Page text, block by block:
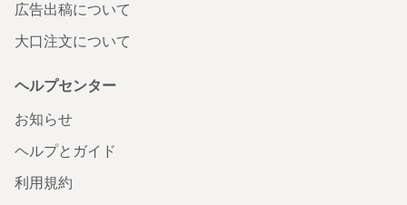
広告出稿について
大口注文について
ヘルプセンター
お知らせ
ヘルプとガイド
利用規約